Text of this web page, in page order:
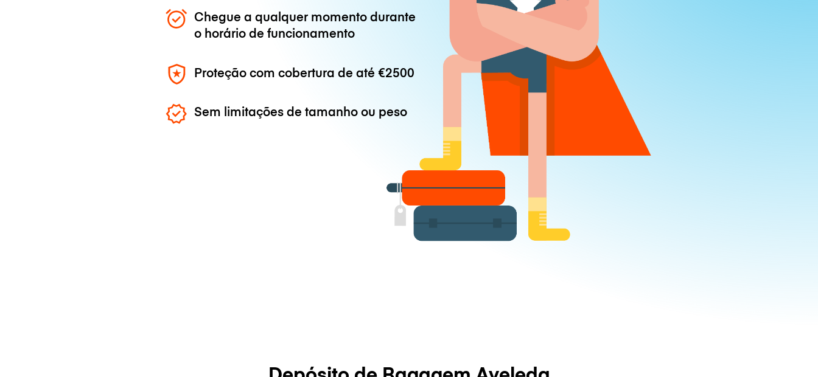
Chegue a qualquer momento durante
o horário de funcionamento
Proteção com cobertura de até €2500
Sem limitações de tamanho ou peso